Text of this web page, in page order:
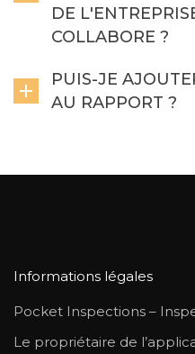
DE
COLLABORE ?
PUIS-JE
AU RAPPORT ?
Informations légales
Pocket Inspections –
Le propriétaire de